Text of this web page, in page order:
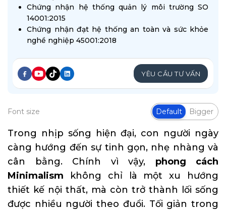
Chứng nhận hệ thống quản lý môi trường SO
14001:2015
Chứng nhận đạt hệ thống an toàn và sức khỏe
nghề nghiệp 45001:2018
YÊU CẦU TƯ VẤN
Font size Default Bigger
Trong nhịp sống hiện đại, con người ngày
càng hướng đến sự tinh gọn, nhẹ nhàng và
cân bằng. Chính vì vậy, phong cách
Minimalism không chỉ là một xu hướng
thiết kế nội thất, mà còn trở thành lối sống
được nhiều người theo đuổi. Tối giản trong